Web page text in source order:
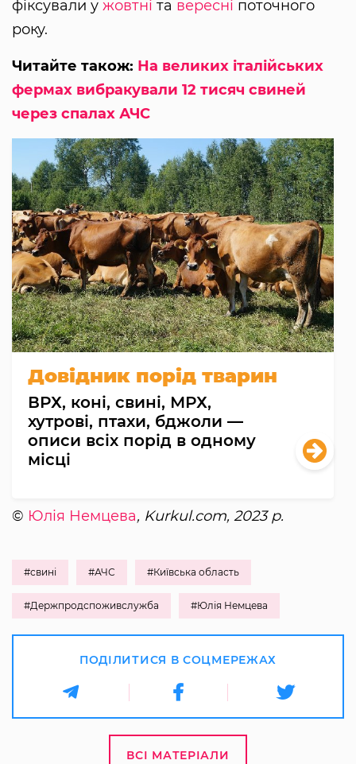
фіксували у жовтні та вересні поточного
року.
Читайте також: На великих італійських
фермах вибракували 12 тисяч свиней
через спалах АЧС
Довідник порід тварин
ВРХ, коні, свині, МРХ,
хутрові, птахи, бджоли —
описи всіх порід в одному
місці
© Юлія Немцева, Kurkul.com, 2023 р.
#свині #АЧС #Київська область
#Держпродспоживслужба #Юлія Немцева
ПОДІЛИТИСЯ В СОЦМЕРЕЖАХ
ВСІ МАТЕРІАЛИ